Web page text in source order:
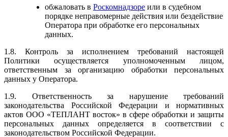
обжаловать в Роскомнадзоре или в судебном
порядке неправомерные действия или бездействие
Оператора при обработке его персональных
данных.
1.8. Контроль за исполнением требований настоящей
Политики осуществляется уполномоченным лицом,
ответственным за организацию обработки персональных
данных у Оператора.
1.9. Ответственность за нарушение требований
законодательства Российской Федерации и нормативных
актов ООО «ТЕПЛАНТ восток» в сфере обработки и защиты
персональных данных определяется в соответствии с
законодательством Российской Федерации.